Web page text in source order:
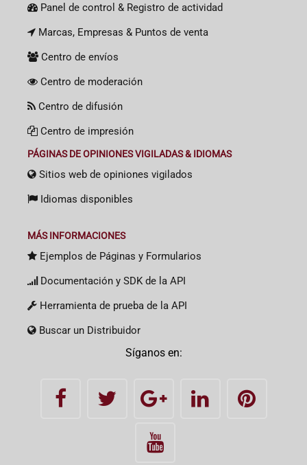
Panel de control & Registro de actividad
Marcas, Empresas & Puntos de venta
Centro de envíos
Centro de moderación
Centro de difusión
Centro de impresión
PÁGINAS DE OPINIONES VIGILADAS & IDIOMAS
Sitios web de opiniones vigilados
Idiomas disponibles
MÁS INFORMACIONES
Ejemplos de Páginas y Formularios
Documentación y SDK de la API
Herramienta de prueba de la API
Buscar un Distribuidor
Síganos en: